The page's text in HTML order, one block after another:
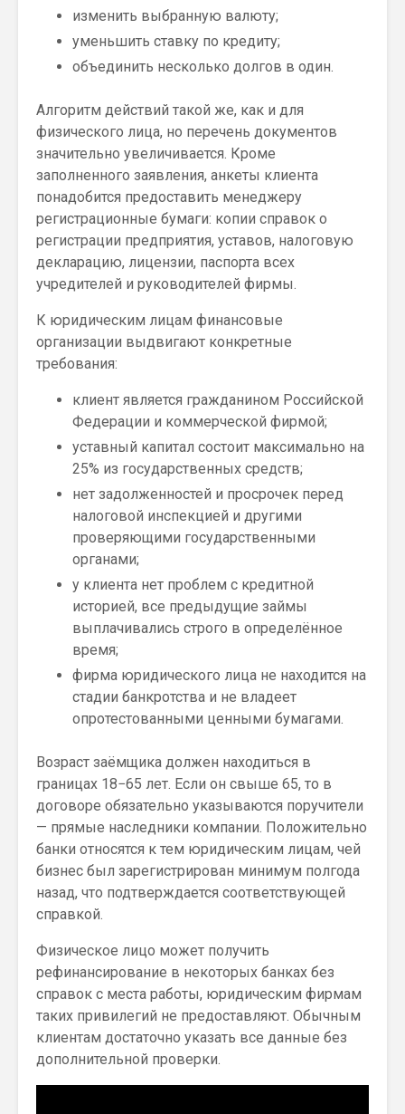
изменить выбранную валюту;
уменьшить ставку по кредиту;
объединить несколько долгов в один.
Алгоритм действий такой же, как и для
физического лица, но перечень документов
значительно увеличивается. Кроме
заполненного заявления, анкеты клиента
понадобится предоставить менеджеру
регистрационные бумаги: копии справок о
регистрации предприятия, уставов, налоговую
декларацию, лицензии, паспорта всех
учредителей и руководителей фирмы.
К юридическим лицам финансовые
организации выдвигают конкретные
требования:
клиент является гражданином Российской
Федерации и коммерческой фирмой;
уставный капитал состоит максимально на
25% из государственных средств;
нет задолженностей и просрочек перед
налоговой инспекцией и другими
проверяющими государственными
органами;
у клиента нет проблем с кредитной
историей, все предыдущие займы
выплачивались строго в определённое
время;
фирма юридического лица не находится на
стадии банкротства и не владеет
опротестованными ценными бумагами.
Возраст заёмщика должен находиться в
границах 18−65 лет. Если он свыше 65, то в
договоре обязательно указываются поручители
— прямые наследники компании. Положительно
банки относятся к тем юридическим лицам, чей
бизнес был зарегистрирован минимум полгода
назад, что подтверждается соответствующей
справкой.
Физическое лицо может получить
рефинансирование в некоторых банках без
справок с места работы, юридическим фирмам
таких привилегий не предоставляют. Обычным
клиентам достаточно указать все данные без
дополнительной проверки.